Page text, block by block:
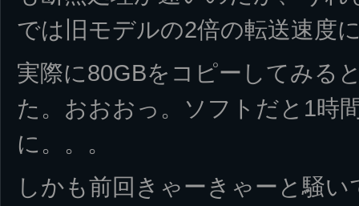
では旧モデルの2倍の転送速度
実際に80GBをコピーしてみる
た。おおおっ。ソフトだと1時
に。。。
しかも前回きゃーきゃーと騒